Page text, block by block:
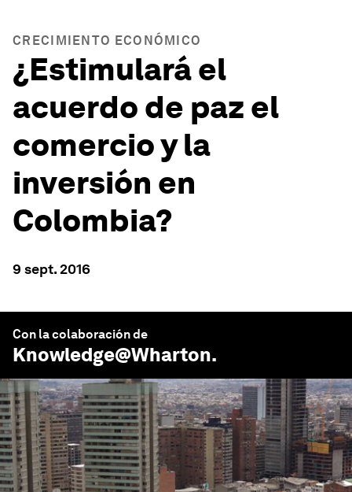
CRECIMIENTO ECONÓMICO
¿Estimulará el
acuerdo de paz el
comercio y la
inversión en
Colombia?
9 sept. 2016
Con la colaboración de
Knowledge@Wharton.